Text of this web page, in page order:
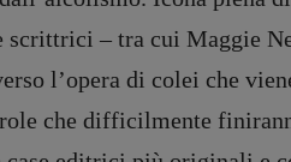
– tra cui Maggie
l’opera di colei che
che difficilmente